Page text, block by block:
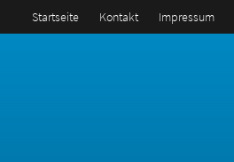
Startseite Kontakt Impressum